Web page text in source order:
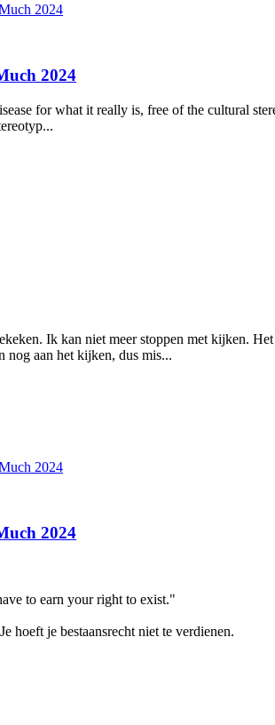
2024
2024
for what it really is, free of the cultural
Ik kan niet meer stoppen met kijken.
nog aan het kijken, dus mis...
2024
2024
to earn your right to exist."
hoeft je bestaansrecht niet te verdienen.